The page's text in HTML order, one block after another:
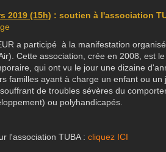
2019 (15h) : soutien à l'association
a participé à la manifestation
Cette association, crée en 2008, est
qui ont vu le jour une dizaine
familles ayant à charge un enfant ou
de troubles sévères du
ou polyhandicapés.
l'association TUBA : cliquez ICI